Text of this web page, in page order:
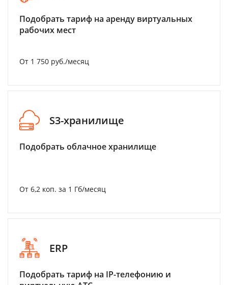
Подобрать тариф на аренду виртуальных
рабочих мест
От 1 750 руб./месяц
S3-хранилище
Подобрать облачное хранилище
От 6,2 коп. за 1 Гб/месяц
ERP
Подобрать тариф на IP-телефонию и